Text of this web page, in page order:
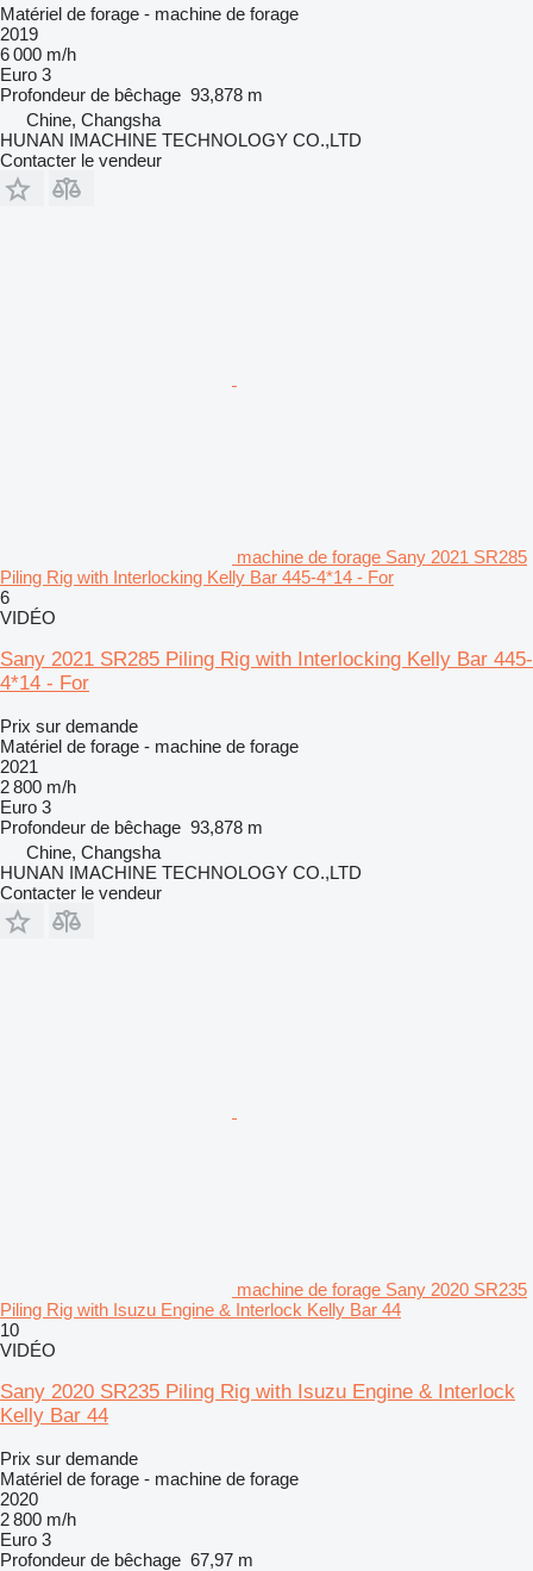
Matériel de forage - machine de forage
2019
6 000 m/h
Euro 3
Profondeur de bêchage 93,878 m
Chine, Changsha
HUNAN IMACHINE TECHNOLOGY CO.,LTD
Contacter le vendeur
machine de forage Sany 2021 SR285
Piling Rig with Interlocking Kelly Bar 445-4*14 - For
6
VIDÉO
Sany 2021 SR285 Piling Rig with Interlocking Kelly Bar 445-
4*14 - For
Prix sur demande
Matériel de forage - machine de forage
2021
2 800 m/h
Euro 3
Profondeur de bêchage 93,878 m
Chine, Changsha
HUNAN IMACHINE TECHNOLOGY CO.,LTD
Contacter le vendeur
machine de forage Sany 2020 SR235
Piling Rig with Isuzu Engine & Interlock Kelly Bar 44
10
VIDÉO
Sany 2020 SR235 Piling Rig with Isuzu Engine & Interlock
Kelly Bar 44
Prix sur demande
Matériel de forage - machine de forage
2020
2 800 m/h
Euro 3
Profondeur de bêchage 67,97 m